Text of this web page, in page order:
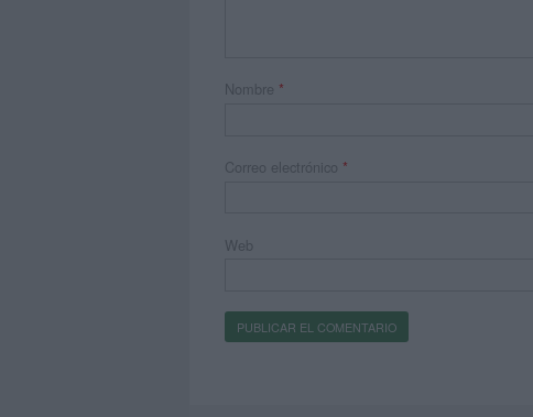
Nombre *
Correo electrónico *
Web